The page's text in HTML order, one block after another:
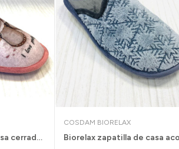
Biorelax zapatilla de casa cerrada acolchada...
COSDAM BIORELAX